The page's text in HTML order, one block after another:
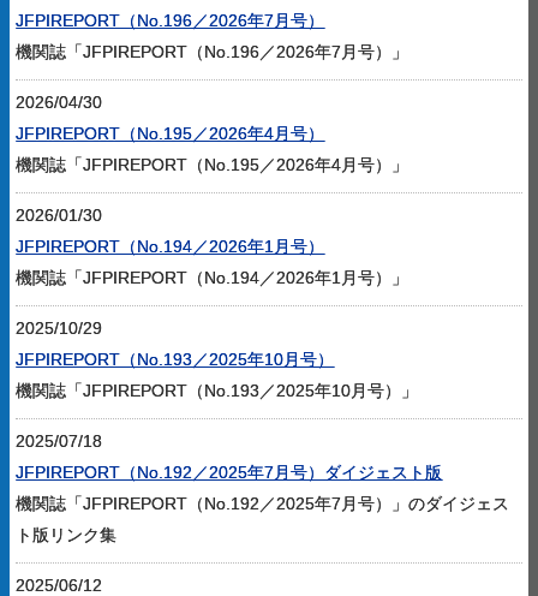
JFPIREPORT（No.196／2026年7月号）
機関誌「JFPIREPORT（No.196／2026年7月号）」
2026/04/30
JFPIREPORT（No.195／2026年4月号）
機関誌「JFPIREPORT（No.195／2026年4月号）」
2026/01/30
JFPIREPORT（No.194／2026年1月号）
機関誌「JFPIREPORT（No.194／2026年1月号）」
2025/10/29
JFPIREPORT（No.193／2025年10月号）
機関誌「JFPIREPORT（No.193／2025年10月号）」
2025/07/18
JFPIREPORT（No.192／2025年7月号）ダイジェスト版
機関誌「JFPIREPORT（No.192／2025年7月号）」のダイジェス
ト版リンク集
2025/06/12